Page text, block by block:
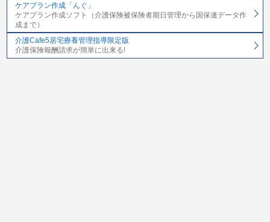
ケアプラン作成「んぐ」
ケアプラン作成ソフト（介護保険被保険者期日管理から国保連データ作
成まで）
介護Cafe5居宅療養管理指導限定版
介護保険報酬請求が簡単に出来る!